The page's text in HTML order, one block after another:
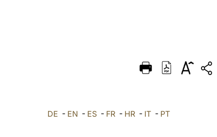
DEUTSCH
العربيّة DE - EN - ES- FR- HR- IT- PT